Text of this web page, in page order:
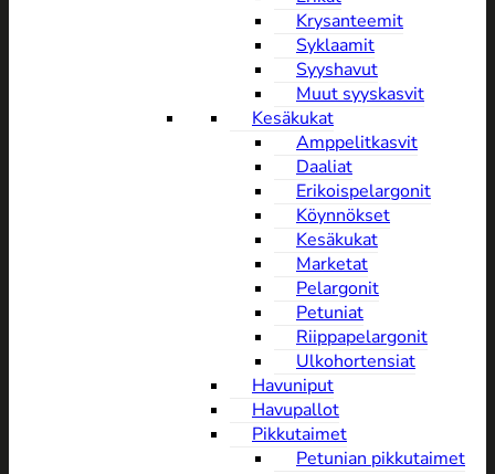
Krysanteemit
Syklaamit
Syyshavut
Muut syyskasvit
Kesäkukat
Amppelitkasvit
Daaliat
Erikoispelargonit
Köynnökset
Kesäkukat
Marketat
Pelargonit
Petuniat
Riippapelargonit
Ulkohortensiat
Havuniput
Havupallot
Pikkutaimet
Petunian pikkutaimet